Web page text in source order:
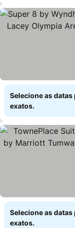
Selecione as
exatos.
Selecione as
exatos.